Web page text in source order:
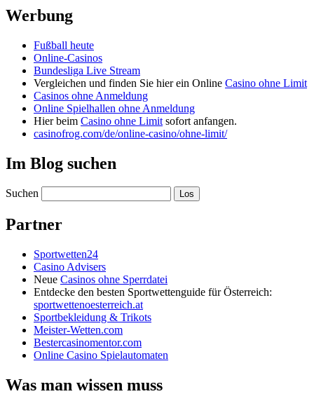
Werbung
Fußball heute
Online-Casinos
Bundesliga Live Stream
Vergleichen und finden Sie hier ein Online Casino ohne Limit
Casinos ohne Anmeldung
Online Spielhallen ohne Anmeldung
Hier beim Casino ohne Limit sofort anfangen.
casinofrog.com/de/online-casino/ohne-limit/
Im Blog suchen
Suchen
Partner
Sportwetten24
Casino Advisers
Neue Casinos ohne Sperrdatei
Entdecke den besten Sportwettenguide für Österreich:
sportwettenoesterreich.at
Sportbekleidung & Trikots
Meister-Wetten.com
Bestercasinomentor.com
Online Casino Spielautomaten
Was man wissen muss